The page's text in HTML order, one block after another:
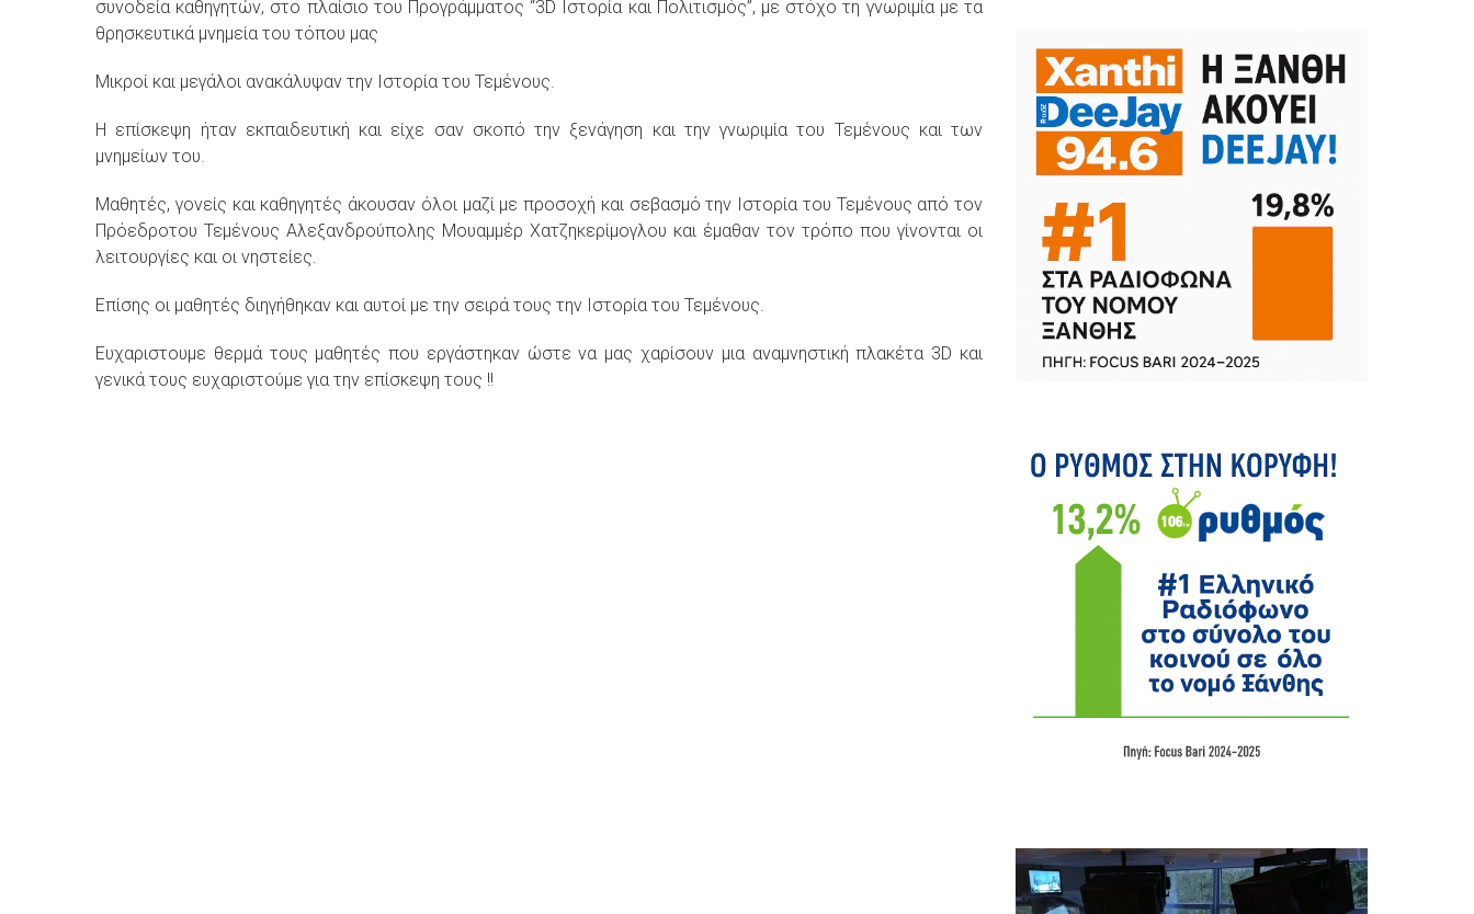
συνοδεία καθηγητών, στο πλαίσιο του Προγράμματος “3D Ιστορία και Πολιτισμός”, με στόχο τη γνωριμία με τα
θρησκευτικά μνημεία του τόπου μας
Μικροί και μεγάλοι ανακάλυψαν την Ιστορία του Τεμένους.
Η επίσκεψη ήταν εκπαιδευτική και είχε σαν σκοπό την ξενάγηση και την γνωριμία του Τεμένους και των
μνημείων του.
Μαθητές, γονείς και καθηγητές άκουσαν όλοι μαζί με προσοχή και σεβασμό την Ιστορία του Τεμένους από τον
Πρόεδροτου Τεμένους Αλεξανδρούπολης Μουαμμέρ Χατζηκερίμογλου και έμαθαν τον τρόπο που γίνονται οι
λειτουργίες και οι νηστείες.
Επίσης οι μαθητές διηγήθηκαν και αυτοί με την σειρά τους την Ιστορία του Τεμένους.
Ευχαριστουμε θερμά τους μαθητές που εργάστηκαν ώστε να μας χαρίσουν μια αναμνηστική πλακέτα 3D και
γενικά τους ευχαριστούμε για την επίσκεψη τους !!